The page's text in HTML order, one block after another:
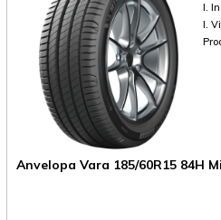
I.
I.
Anvelopa Vara 185/60R15 84H